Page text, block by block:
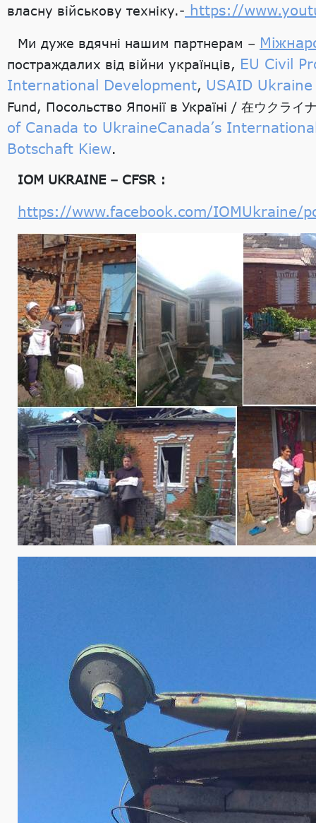
власну військову техніку.- https://
Ми дуже вдячні нашим партнерам –
постраждалих від війни українців, EU Civil
International Development, USAID Ukraine
Fund, Посольство Японії в Україні / 在ウクラ
of Canada to UkraineCanada’s
Botschaft Kiew.
IOM UKRAINE – CFSR :
https://www.facebook.com/IOMUkraine/